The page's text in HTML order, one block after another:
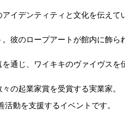
WAI
PRINCE WAIKIKI
HYATT
WAIKIKI
イデンティティと文化を伝えて
彼のロープアートが館内に飾ら
通じ、ワイキキのヴァイヴスを
の起業家賞を受賞する実業家。
動を支援するイベントです。